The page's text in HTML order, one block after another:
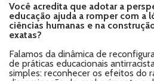
Você acredita que adotar a
educação ajuda a romper com a
ciências humanas e na
exatas?
Falamos da dinâmica de
de práticas educacionais
simples: reconhecer os efeitos do